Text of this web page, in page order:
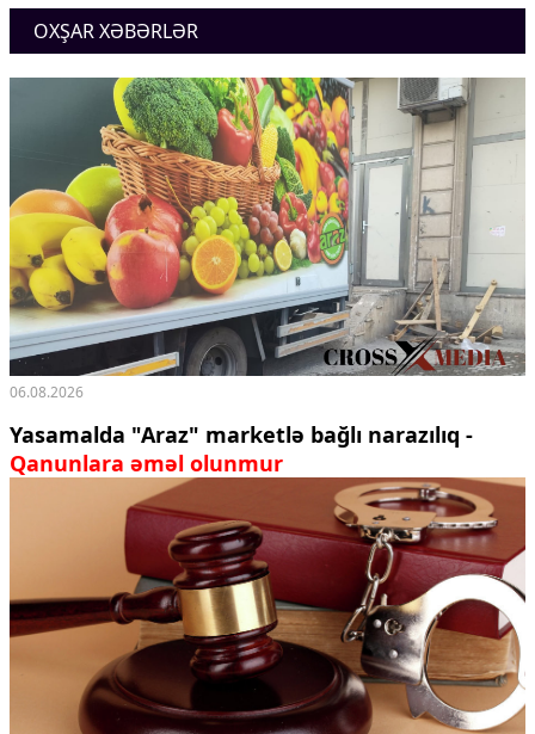
Missiyamız
OXŞAR XƏBƏRLƏR
06.08.2026
Yasamalda "Araz" marketlə bağlı narazılıq -
Qanunlara əməl olunmur